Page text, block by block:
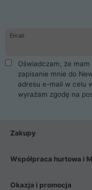
Email
Oświadczam, że
zapisanie mnie do
adresu e-mail w celu
wyrażam zgodę na
Zakupy
Współpraca hurtowa i
Okazja i promocja